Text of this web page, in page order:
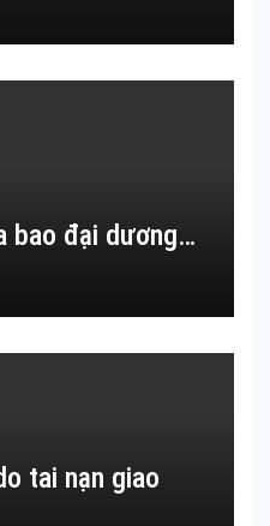
bao đại dương…
tai nạn giao